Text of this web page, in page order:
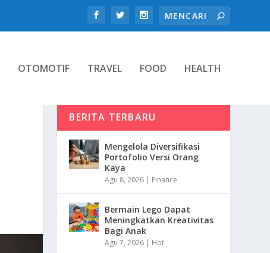
OTOMOTIF TRAVEL FOOD HEALTH
BERITA TERBARU
Mengelola Diversifikasi
Portofolio Versi Orang
Kaya
Agu 8, 2026 | Finance
Bermain Lego Dapat
Meningkatkan Kreativitas
Bagi Anak
Agu 7, 2026 | Hot